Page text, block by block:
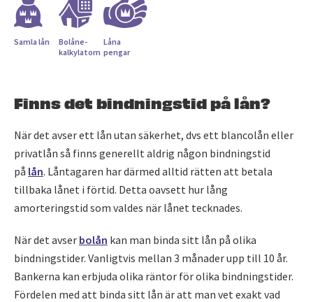
Samla lån
Bolåne­
kalkylatorn
Låna
pengar
Finns det bindningstid på lån?
När det avser ett lån utan säkerhet, dvs ett blancolån eller
privatlån så finns generellt aldrig någon bindningstid
på lån. Låntagaren har därmed alltid rätten att betala
tillbaka lånet i förtid. Detta oavsett hur lång
amorteringstid som valdes när lånet tecknades.
När det avser bolån kan man binda sitt lån på olika
bindningstider. Vanligtvis mellan 3 månader upp till 10 år.
Bankerna kan erbjuda olika räntor för olika bindningstider.
Fördelen med att binda sitt lån är att man vet exakt vad